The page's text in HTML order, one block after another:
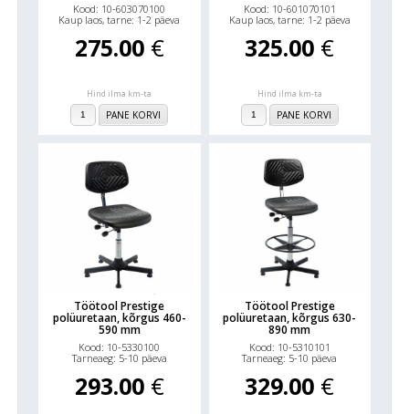
Kood: 10-603070100
Kaup laos, tarne: 1-2 päeva
275.00 €
Hind ilma km-ta
PANE KORVI
Kood: 10-601070101
Kaup laos, tarne: 1-2 päeva
325.00 €
Hind ilma km-ta
PANE KORVI
Töötool Prestige
polüuretaan, kõrgus 460-
590 mm
Kood: 10-5330100
Tarneaeg: 5-10 päeva
293.00 €
Töötool Prestige
polüuretaan, kõrgus 630-
890 mm
Kood: 10-5310101
Tarneaeg: 5-10 päeva
329.00 €